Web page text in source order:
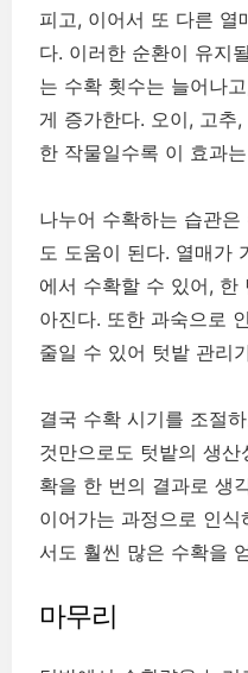
피고, 이어서 또 다른 열
다. 이러한 순환이 유지
는 수확 횟수는 늘어나
게 증가한다. 오이, 고추
한 작물일수록 이 효과
나누어 수확하는 습관
도 도움이 된다. 열매가
에서 수확할 수 있어, 한
아진다. 또한 과숙으로
줄일 수 있어 텃밭 관리
결국 수확 시기를 조절
것만으로도 텃밭의 생
확을 한 번의 결과로 생
이어가는 과정으로 인
서도 훨씬 많은 수확을
마무리